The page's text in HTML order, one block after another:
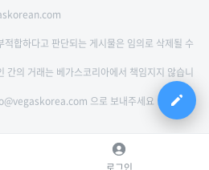
합하다고 판단되는 게시물은 임의로 삭제될 수
간의 거래는 베가스코리아에서 책임지지 않습니
으로 보내주세요